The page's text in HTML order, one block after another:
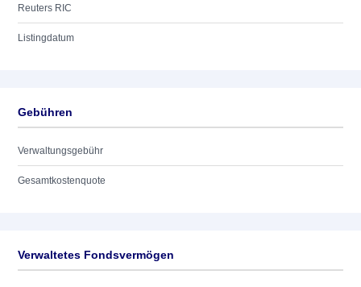
Reuters RIC
Listingdatum
Gebühren
Verwaltungsgebühr
Gesamtkostenquote
Verwaltetes Fondsvermögen